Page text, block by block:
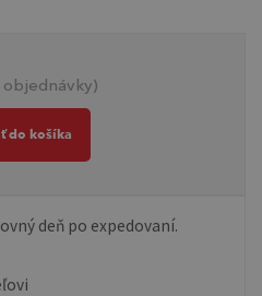
objednávky)
do košíka
deň po expedovaní.